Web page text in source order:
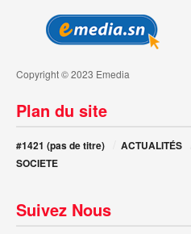
Copyright © 2023 Emedia
Plan du site
#1421 (pas de titre) ACTUALITÉS
SOCIETE
Suivez Nous